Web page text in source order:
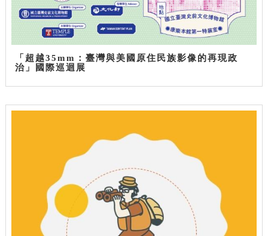
「超越35mm：臺灣與美國原住民族影像的再現政
治」國際巡迴展